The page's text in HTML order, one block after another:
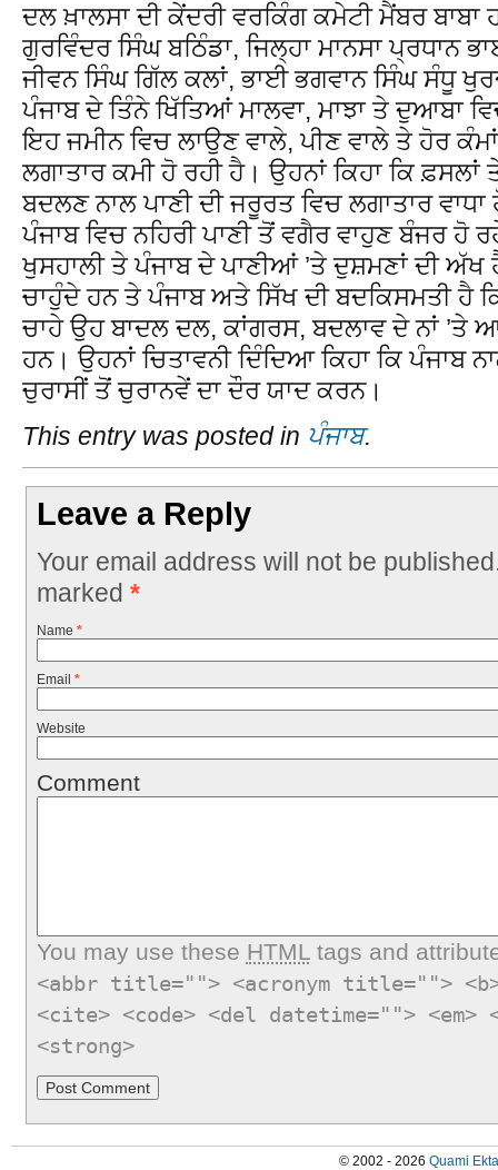
ਦਲ ਖ਼ਾਲਸਾ ਦੀ ਕੇਂਦਰੀ ਵਰਕਿੰਗ ਕਮੇਟੀ ਮੈਂਬਰ ਬਾਬਾ
ਗੁਰਵਿੰਦਰ ਸਿੰਘ ਬਠਿੰਡਾ, ਜਿਲ੍ਹਾ ਮਾਨਸਾ ਪ੍ਰਧਾਨ
ਜੀਵਨ ਸਿੰਘ ਗਿੱਲ ਕਲਾਂ, ਭਾਈ ਭਗਵਾਨ ਸਿੰਘ ਸੰਧੂ
ਪੰਜਾਬ ਦੇ ਤਿੰਨੇ ਖਿੱਤਿਆਂ ਮਾਲਵਾ, ਮਾਝਾ ਤੇ ਦੁਆਬਾ
ਇਹ ਜਮੀਨ ਵਿਚ ਲਾਉਣ ਵਾਲੇ, ਪੀਣ ਵਾਲੇ ਤੇ ਹੋਰ
ਲਗਾਤਾਰ ਕਮੀ ਹੋ ਰਹੀ ਹੈ। ਉਹਨਾਂ ਕਿਹਾ ਕਿ
ਬਦਲਣ ਨਾਲ ਪਾਣੀ ਦੀ ਜਰੂਰਤ ਵਿਚ ਲਗਾਤਾਰ
ਪੰਜਾਬ ਵਿਚ ਨਹਿਰੀ ਪਾਣੀ ਤੋਂ ਵਗੈਰ ਵਾਹੁਣ ਬੰਜਰ ਹੋ
ਖੁਸਹਾਲੀ ਤੇ ਪੰਜਾਬ ਦੇ ਪਾਣੀਆਂ ’ਤੇ ਦੁਸ਼ਮਣਾਂ ਦੀ ਅੱਖ
ਚਾਹੁੰਦੇ ਹਨ ਤੇ ਪੰਜਾਬ ਅਤੇ ਸਿੱਖ ਦੀ ਬਦਕਿਸਮਤੀ ਹੈ
ਚਾਹੇ ਉਹ ਬਾਦਲ ਦਲ, ਕਾਂਗਰਸ, ਬਦਲਾਵ ਦੇ ਨਾਂ
ਹਨ। ਉਹਨਾਂ ਚਿਤਾਵਨੀ ਦਿੰਦਿਆ ਕਿਹਾ ਕਿ ਪੰਜਾਬ
ਚੁਰਾਸੀਂ ਤੋਂ ਚੁਰਾਨਵੇਂ ਦਾ ਦੌਰ ਯਾਦ ਕਰਨ।
This entry was posted in ਪੰਜਾਬ.
Leave a Reply
Your email address will not be
marked *
Name *
Email *
Website
Comment
You may use these HTMLtags and
<abbr title=""> <acronym title="">
<cite> <code> <del datetime="">
<strong>
© 2002 - 2026 Quami